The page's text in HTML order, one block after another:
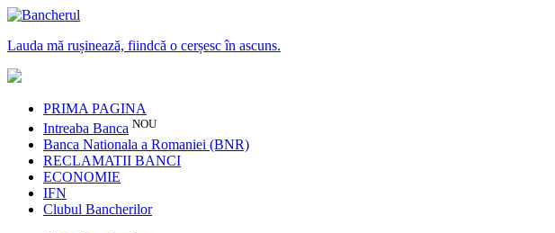
Lauda mă rușinează, fiindcă o cerșesc în ascuns.
PRIMA PAGINA
Intreaba Banca NOU
Banca Nationala a Romaniei (BNR)
RECLAMATII BANCI
ECONOMIE
IFN
Clubul Bancherilor